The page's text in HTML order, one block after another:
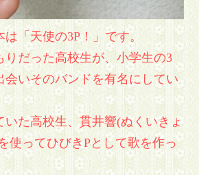
「天使の3P！」です。
りだった高校生が、小学生の3
会いそのバンドを有名にしてい
いた高校生、貫井響(ぬくいきょ
使ってひびきPとして歌を作っ